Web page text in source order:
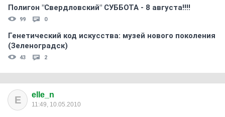
Полигон "Свердловский" СУББОТА - 8 августа!!!!
99 0
Генетический код искусства: музей нового поколения
(Зеленоградск)
43 2
E elle_n
11:49, 10.05.2010